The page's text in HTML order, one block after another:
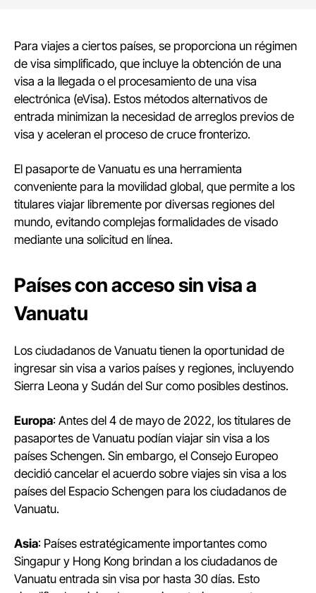
Para viajes a ciertos países, se proporciona un régimen
de visa simplificado, que incluye la obtención de una
visa a la llegada o el procesamiento de una visa
electrónica (eVisa). Estos métodos alternativos de
entrada minimizan la necesidad de arreglos previos de
visa y aceleran el proceso de cruce fronterizo.
El pasaporte de Vanuatu es una herramienta
conveniente para la movilidad global, que permite a los
titulares viajar libremente por diversas regiones del
mundo, evitando complejas formalidades de visado
mediante una solicitud en línea.
Países con acceso sin visa a
Vanuatu
Los ciudadanos de Vanuatu tienen la oportunidad de
ingresar sin visa a varios países y regiones, incluyendo
Sierra Leona y Sudán del Sur como posibles destinos.
Europa: Antes del 4 de mayo de 2022, los titulares de
pasaportes de Vanuatu podían viajar sin visa a los
países Schengen. Sin embargo, el Consejo Europeo
decidió cancelar el acuerdo sobre viajes sin visa a los
países del Espacio Schengen para los ciudadanos de
Vanuatu.
Asia: Países estratégicamente importantes como
Singapur y Hong Kong brindan a los ciudadanos de
Vanuatu entrada sin visa por hasta 30 días. Esto